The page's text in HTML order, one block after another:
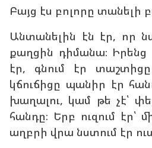
Բայց էս բոլորը տանելի
Անտանելին էն էր, որ
քաղցին դիմանա։
էր, գնում էր
կճուճիցը պանիր էր
խաղալու, կամ թե չէ՝
հանդը։ Երբ ուզում
աղբրի վրա նստում էր